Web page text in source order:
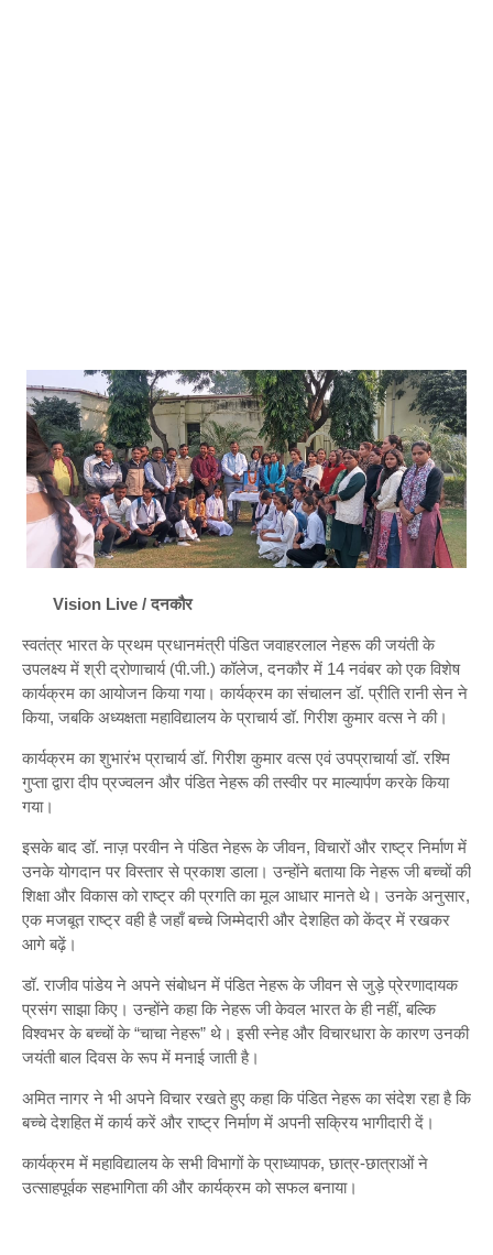
Vision Live / दनकौर
स्वतंत्र भारत के प्रथम प्रधानमंत्री पंडित जवाहरलाल नेहरू की जयंती के
उपलक्ष्य में श्री द्रोणाचार्य (पी.जी.) कॉलेज, दनकौर में 14 नवंबर को एक विशेष
कार्यक्रम का आयोजन किया गया। कार्यक्रम का संचालन डॉ. प्रीति रानी सेन ने
किया, जबकि अध्यक्षता महाविद्यालय के प्राचार्य डॉ. गिरीश कुमार वत्स ने की।
कार्यक्रम का शुभारंभ प्राचार्य डॉ. गिरीश कुमार वत्स एवं उपप्राचार्या डॉ. रश्मि
गुप्ता द्वारा दीप प्रज्वलन और पंडित नेहरू की तस्वीर पर माल्यार्पण करके किया
गया।
इसके बाद डॉ. नाज़ परवीन ने पंडित नेहरू के जीवन, विचारों और राष्ट्र निर्माण में
उनके योगदान पर विस्तार से प्रकाश डाला। उन्होंने बताया कि नेहरू जी बच्चों की
शिक्षा और विकास को राष्ट्र की प्रगति का मूल आधार मानते थे। उनके अनुसार,
एक मजबूत राष्ट्र वही है जहाँ बच्चे जिम्मेदारी और देशहित को केंद्र में रखकर
आगे बढ़ें।
डॉ. राजीव पांडेय ने अपने संबोधन में पंडित नेहरू के जीवन से जुड़े प्रेरणादायक
प्रसंग साझा किए। उन्होंने कहा कि नेहरू जी केवल भारत के ही नहीं, बल्कि
विश्वभर के बच्चों के “चाचा नेहरू” थे। इसी स्नेह और विचारधारा के कारण उनकी
जयंती बाल दिवस के रूप में मनाई जाती है।
अमित नागर ने भी अपने विचार रखते हुए कहा कि पंडित नेहरू का संदेश रहा है कि
बच्चे देशहित में कार्य करें और राष्ट्र निर्माण में अपनी सक्रिय भागीदारी दें।
कार्यक्रम में महाविद्यालय के सभी विभागों के प्राध्यापक, छात्र-छात्राओं ने
उत्साहपूर्वक सहभागिता की और कार्यक्रम को सफल बनाया।